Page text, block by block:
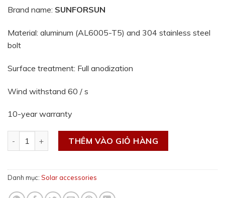
Brand name: SUNFORSUN
Material: aluminum (AL6005-T5) and 304 stainless steel
bolt
Surface treatment: Full anodization
Wind withstand 60 / s
10-year warranty
Rail aluminum grounding pat số lượng
THÊM VÀO GIỎ HÀNG
Danh mục: Solar accessories